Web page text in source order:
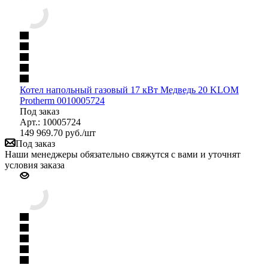
Котел напольный газовый 17 кВт Медведь 20 KLOM
Protherm 0010005724
Под заказ
Арт.: 10005724
149 969.70 руб./шт
Под заказ
Наши менеджеры обязательно свяжутся с вами и уточнят
условия заказа